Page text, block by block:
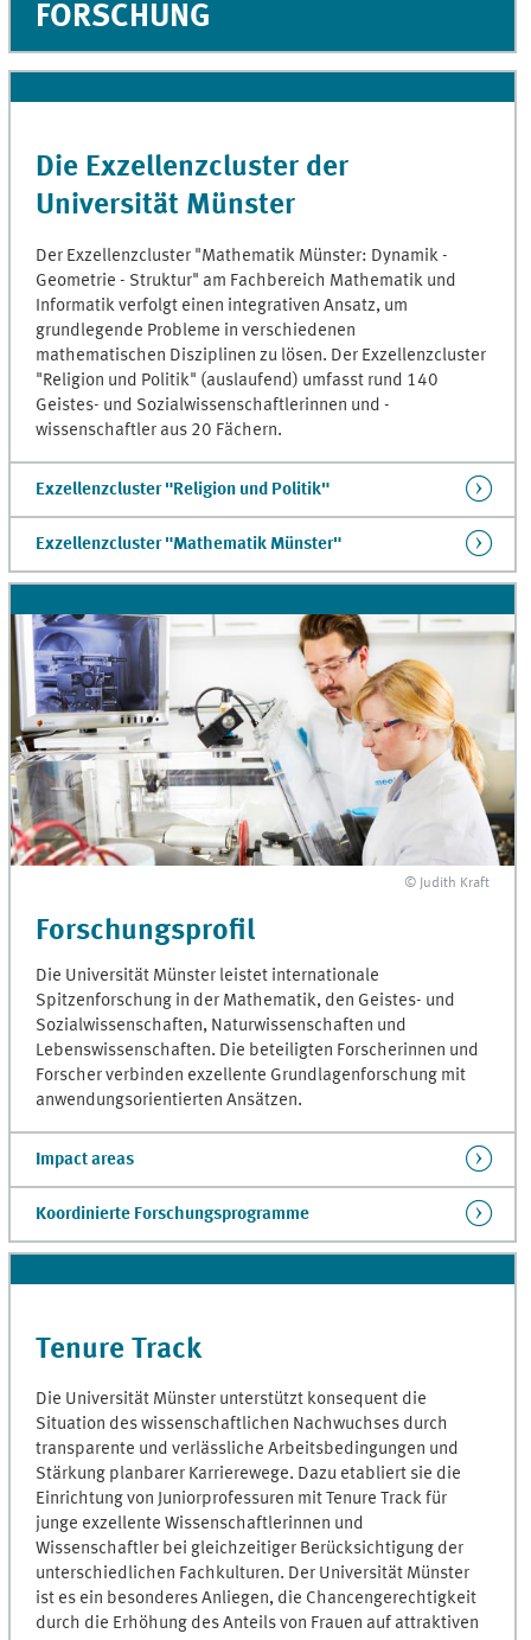
FORSCHUNG
Die Exzellenzcluster der
Universität Münster
Der Exzellenzcluster "Mathematik Münster: Dynamik -
Geometrie - Struktur" am Fachbereich Mathematik und
Informatik verfolgt einen integrativen Ansatz, um
grundlegende Probleme in verschiedenen
mathematischen Disziplinen zu lösen. Der Exzellenzcluster
"Religion und Politik" (auslaufend) umfasst rund 140
Geistes- und Sozialwissenschaftlerinnen und -
wissenschaftler aus 20 Fächern.
Exzellenzcluster "Religion und Politik"
Exzellenzcluster "Mathematik Münster"
© Judith Kraft
Forschungsprofil
Die Universität Münster leistet internationale
Spitzenforschung in der Mathematik, den Geistes- und
Sozialwissenschaften, Naturwissenschaften und
Lebenswissenschaften. Die beteiligten Forscherinnen und
Forscher verbinden exzellente Grundlagenforschung mit
anwendungsorientierten Ansätzen.
Impact areas
Koordinierte Forschungsprogramme
Tenure Track
Die Universität Münster unterstützt konsequent die
Situation des wissenschaftlichen Nachwuchses durch
transparente und verlässliche Arbeitsbedingungen und
Stärkung planbarer Karrierewege. Dazu etabliert sie die
Einrichtung von Juniorprofessuren mit Tenure Track für
junge exzellente Wissenschaftlerinnen und
Wissenschaftler bei gleichzeitiger Berücksichtigung der
unterschiedlichen Fachkulturen. Der Universität Münster
ist es ein besonderes Anliegen, die Chancengerechtigkeit
durch die Erhöhung des Anteils von Frauen auf attraktiven